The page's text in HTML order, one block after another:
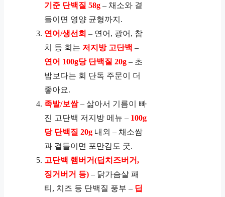
기준 단백질 58g – 채소와 곁
들이면 영양 균형까지.
연어/생선회 – 연어, 광어, 참
치 등 회는 저지방 고단백 –
연어 100g당 단백질 20g – 초
밥보다는 회 단독 주문이 더
좋아요.
족발/보쌈– 삶아서 기름이 빠
진 고단백 저지방 메뉴 – 100g
당 단백질 20g 내외 – 채소쌈
과 곁들이면 포만감도 굿.
고단백 햄버거(딥치즈버거,
징거버거 등) – 닭가슴살 패
티, 치즈 등 단백질 풍부 – 딥